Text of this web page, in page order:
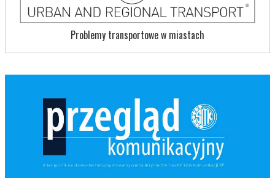
Problemy transportowe w miastach